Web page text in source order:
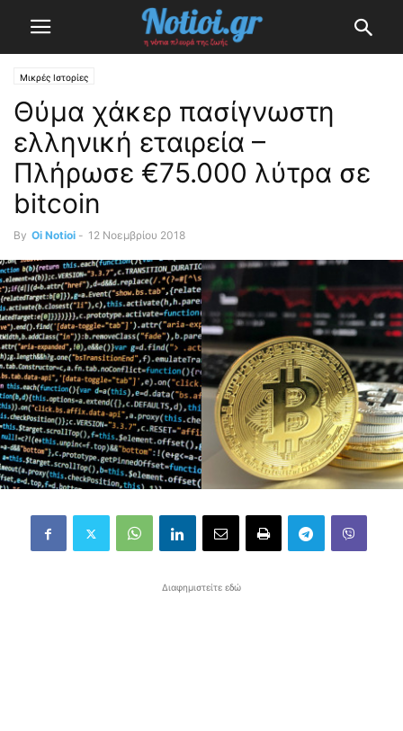
Μικρές Ιστορίες
Θύμα χάκερ πασίγνωστη
ελληνική εταιρεία –
Πλήρωσε €75.000 λύτρα σε
bitcoin
By Oi Notioi - 12 Νοεμβρίου 2018
Διαφημιστείτε εδώ